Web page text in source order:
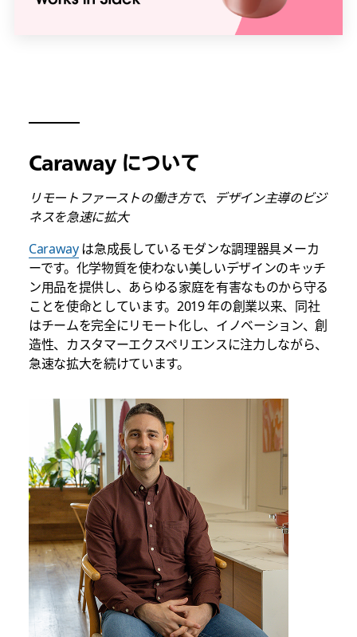
Caraway について
リモートファーストの働き方で、デザイン主導のビジ
ネスを急速に拡大
Carawayは急成長しているモダンな調理器具メーカ
ーです。化学物質を使わない美しいデザインのキッチ
ン用品を提供し、あらゆる家庭を有害なものから守る
ことを使命としています。2019 年の創業以来、同社
はチームを完全にリモート化し、イノベーション、創
造性、カスタマーエクスペリエンスに注力しながら、
急速な拡大を続けています。